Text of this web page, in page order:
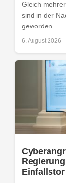
Gleich
sind in der
geworden....
6. August 2026
Einfallstor